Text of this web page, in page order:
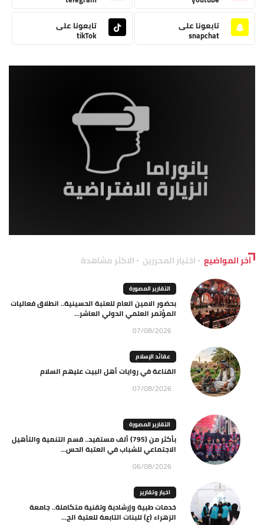
تابعونا على
snapchat
تابعونا على
tikTok
آخر المواضيع اختيار المحررين الاكثر مشاهدة
التقارير المصورة
بحضور الامين العام للعتبة الحسينية.. انطلاق فعاليات
المؤتمر العلمي الدولي العاشر...
07/08/2026
عقائد الإسلام
القناعة في روايات أهل البيت عليهم السلام
07/08/2026
التقارير المصورة
بأكثر من (795) ألف مستفيد.. قسم التنمية والتأهيل
الاجتماعي للشباب في العتبة الحس...
06/08/2026
اخبار وتقارير
خدمات طبية وإرشادية وتقنية متكاملة.. جامعة
الزهراء (ع) للبنات التابعة للعتبة الح...